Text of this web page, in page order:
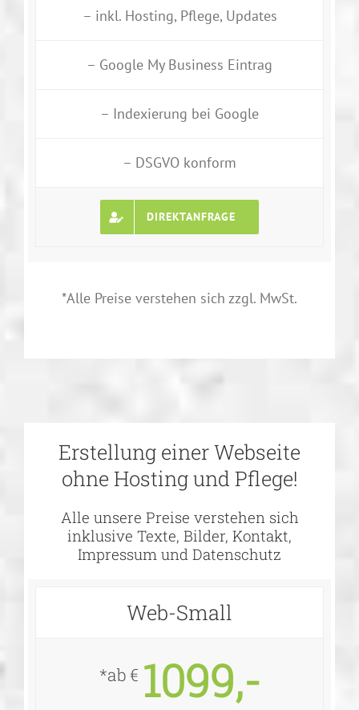
– inkl. Hosting, Pflege, Updates
– Google My Business Eintrag
– Indexierung bei Google
– DSGVO konform
DIREKTANFRAGE
*Alle Preise verstehen sich zzgl. MwSt.
Erstellung einer Webseite
ohne Hosting und Pflege!
Alle unsere Preise verstehen sich
inklusive Texte, Bilder, Kontakt,
Impressum und Datenschutz
Web-Small
*ab € 1099,-